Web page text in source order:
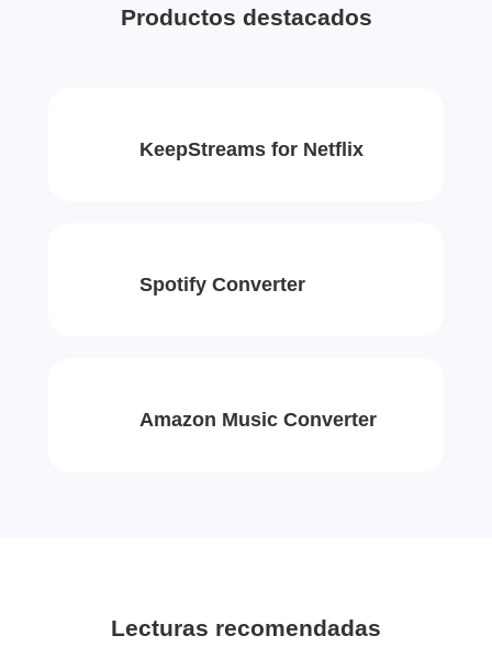
Productos destacados
KeepStreams for Netflix
Spotify Converter
Amazon Music Converter
Lecturas recomendadas